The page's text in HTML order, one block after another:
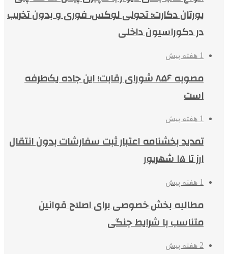
یورتان دکارت؛ تحولی لوکس، فوری و بدون تخریب
در دکوراسیون داخلی
1 هفته پیش
مصوبه ۸۵۶ شورای رقابت؛ این جاده یک‌طرفه
است
1 هفته پیش
تمدید بخشنامه اعتبار ثبت سفارشات بدون انتقال
ارز تا ۱۵ شهریور
1 هفته پیش
مطالبه بخش خصوصی برای اصلاح قوانین
متناسب با شرایط جنگی
2 هفته پیش